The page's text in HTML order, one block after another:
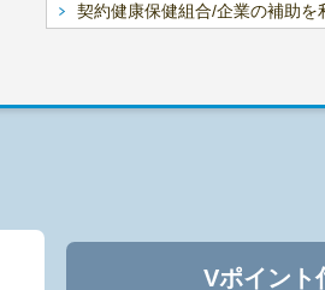
契約健康保健組合/企業の補助を
Vポイント